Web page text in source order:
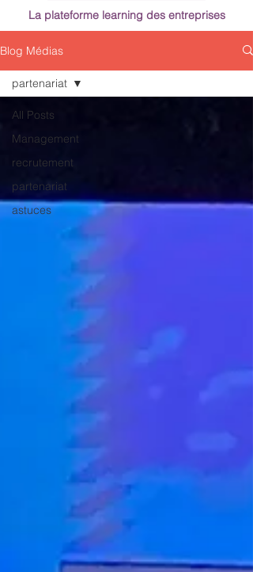
La plateforme learning des entreprises
Blog Médias
All Posts
Management
recrutement
partenariat
astuces
partenariat